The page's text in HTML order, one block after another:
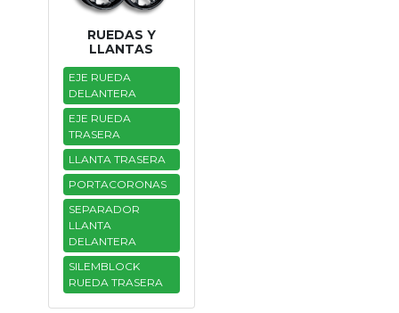
RUEDAS Y
LLANTAS
EJE RUEDA
DELANTERA
EJE RUEDA
TRASERA
LLANTA TRASERA
PORTACORONAS
SEPARADOR
LLANTA
DELANTERA
SILEMBLOCK
RUEDA TRASERA